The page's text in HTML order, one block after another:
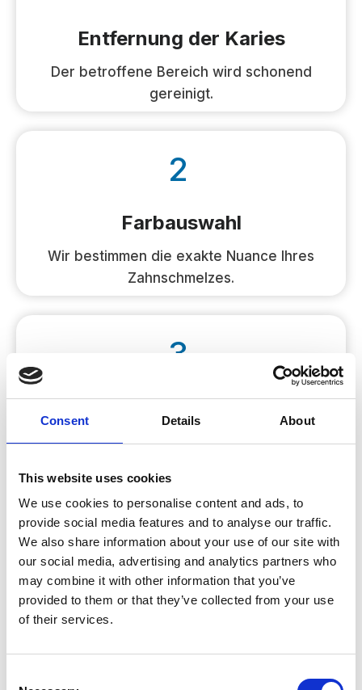
Consent Details About
This website uses cookies
We use cookies to personalise content and ads, to
provide social media features and to analyse our traffic.
We also share information about your use of our site with
our social media, advertising and analytics partners who
may combine it with other information that you’ve
provided to them or that they’ve collected from your use
of their services.
Entfernung der Karies
Der betroffene Bereich wird schonend
gereinigt.
2
Farbauswahl
Wir bestimmen die exakte Nuance Ihres
Zahnschmelzes.
3
Schichttechnik
Das Komposit wird in mehreren dünnen
4
Lichthärtung
Jede Schicht wird mit einer speziellen UV-